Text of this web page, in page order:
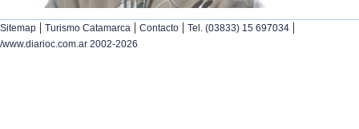
Sitemap | Turismo Catamarca | Contacto | Tel. (03833) 15 697034 |
/www.diarioc.com.ar 2002-2026